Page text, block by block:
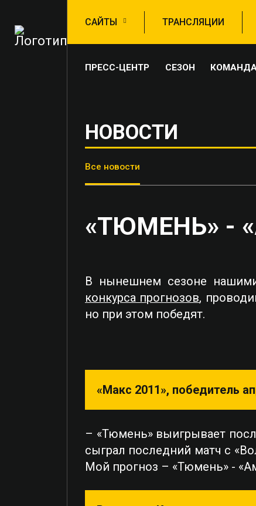
САЙТЫ ТРАНСЛЯЦИИ
ПРЕСС-ЦЕНТР СЕЗОН КОМАНДА
НОВОСТИ
Все новости
«ТЮМЕНЬ» -
В нынешнем сезоне
конкурса прогнозов,
но при этом победят.
«Макс 2011», победитель
– «Тюмень» выигрывает
сыграл последний матч с
Мой прогноз – «Тюмень» -